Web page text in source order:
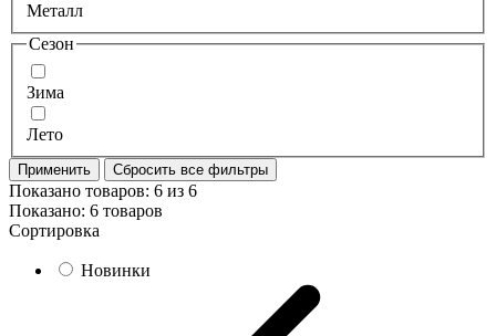
Металл
Сезон
Зима
Лето
Применить Сбросить все фильтры
Показано товаров: 6 из 6
Показано: 6 товаров
Сортировка
Новинки